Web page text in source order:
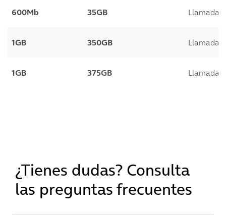
600Mb 35GB Llamadas
1GB 350GB Llamadas
1GB 375GB Llamadas
¿Tienes dudas? Consulta
las preguntas frecuentes